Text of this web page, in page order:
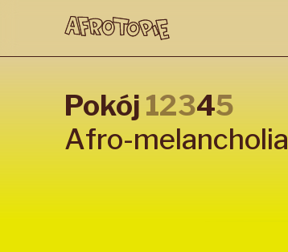
Pokój 12345
Afro-melancholia